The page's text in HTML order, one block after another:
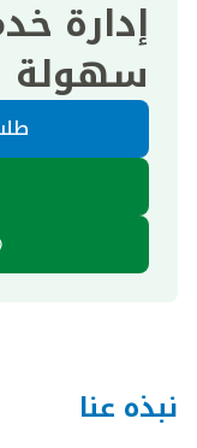
إدارة
سهولة
نبذه عنا